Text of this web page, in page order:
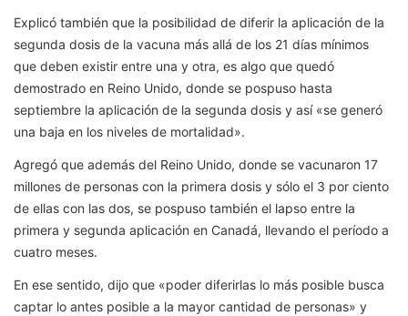
Explicó también que la posibilidad de diferir la aplicación de la
segunda dosis de la vacuna más allá de los 21 días mínimos
que deben existir entre una y otra, es algo que quedó
demostrado en Reino Unido, donde se pospuso hasta
septiembre la aplicación de la segunda dosis y así «se generó
una baja en los niveles de mortalidad».
Agregó que además del Reino Unido, donde se vacunaron 17
millones de personas con la primera dosis y sólo el 3 por ciento
de ellas con las dos, se pospuso también el lapso entre la
primera y segunda aplicación en Canadá, llevando el período a
cuatro meses.
En ese sentido, dijo que «poder diferirlas lo más posible busca
captar lo antes posible a la mayor cantidad de personas» y